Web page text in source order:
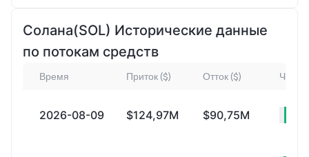
Солана(SOL) Исторические данные
по потокам средств
Время Приток ($) Отток ($)
2026-08-09 $124,97M $90,75M